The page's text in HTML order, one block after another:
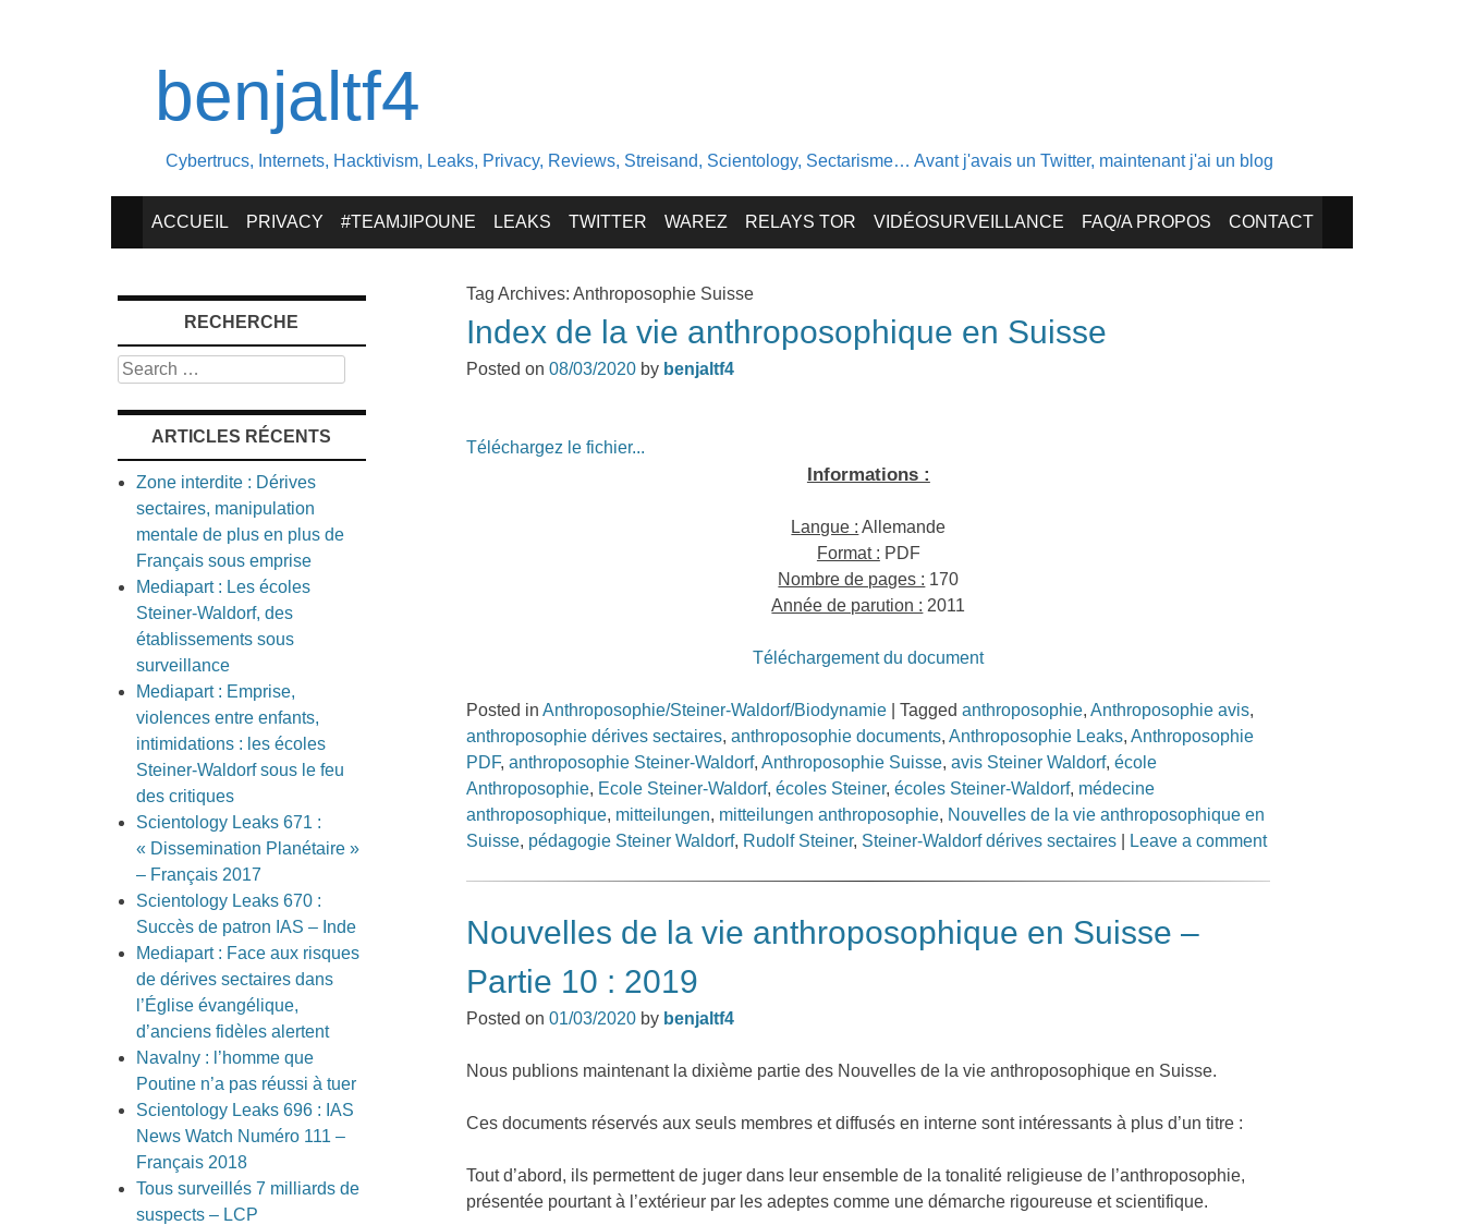
benjaltf4
Cybertrucs, Internets, Hacktivism, Leaks, Privacy, Reviews, Streisand, Scientology, Sectarisme… Avant j'avais un Twitter, maintenant j'ai un blog
SKIP
CONTENT
ACCUEIL PRIVACY #TEAMJIPOUNE LEAKS TWITTER WAREZ RELAYS TOR VIDÉOSURVEILLANCE FAQ/A PROPOS CONTACT
Tag Archives:Anthroposophie Suisse
Index de la vie anthroposophique en Suisse
Posted on08/03/2020 by benjaltf4
Téléchargez le fichier...
Informations :
Langue : Allemande
Format : PDF
Nombre de pages : 170
Année de parution : 2011
Téléchargement du document
Posted inAnthroposophie/Steiner-Waldorf/Biodynamie |Taggedanthroposophie,Anthroposophie avis,
anthroposophie dérives sectaires,anthroposophie documents,Anthroposophie Leaks,Anthroposophie
PDF,anthroposophie Steiner-Waldorf,Anthroposophie Suisse,avis Steiner Waldorf,école
Anthroposophie, Ecole Steiner-Waldorf,écoles Steiner,écoles Steiner-Waldorf, médecine
anthroposophique, mitteilungen, mitteilungen anthroposophie, Nouvelles de la vie anthroposophique en
Suisse, pédagogie Steiner Waldorf, Rudolf Steiner, Steiner-Waldorf dérives sectaires Leave a comment
Nouvelles de la vie anthroposophique en Suisse –
Partie 10 : 2019
Posted on01/03/2020 by benjaltf4
Nous publions maintenant la dixième partie des Nouvelles de la vie anthroposophique en Suisse.
Ces documents réservés aux seuls membres et diffusés en interne sont intéressants à plus d’un titre :
Tout d’abord, ils permettent de juger dans leur ensemble de la tonalité religieuse de l’anthroposophie,
présentée pourtant à l’extérieur par les adeptes comme une démarche rigoureuse et scientifique.
RECHERCHE
Search
ARTICLES RÉCENTS
Zone interdite : Dérives
sectaires, manipulation
mentale de plus en plus de
Français sous emprise
Mediapart : Les écoles
Steiner-Waldorf, des
établissements sous
surveillance
Mediapart : Emprise,
violences entre enfants,
intimidations : les écoles
Steiner-Waldorf sous le feu
des critiques
Scientology Leaks 671 :
« Dissemination Planétaire »
– Français 2017
Scientology Leaks 670 :
Succès de patron IAS – Inde
Mediapart : Face aux risques
de dérives sectaires dans
l’Église évangélique,
d’anciens fidèles alertent
Navalny : l’homme que
Poutine n’a pas réussi à tuer
Scientology Leaks 696 : IAS
News Watch Numéro 111 –
Français 2018
Tous surveillés 7 milliards de
suspects – LCP